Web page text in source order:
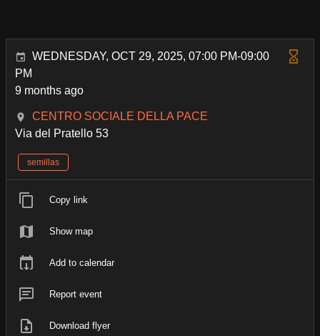
WEDNESDAY, OCT 29, 2025, 07:00 PM-09:00
PM
9 months ago
CENTRO SOCIALE DELLA PACE
Via del Pratello 53
semillas
Copy link
Show map
Add to calendar
Report event
Download flyer